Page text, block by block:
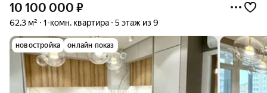
10 100 000 ₽
62,3 м² 1-комн. квартира 5 этаж из 9
новостройка онлайн показ